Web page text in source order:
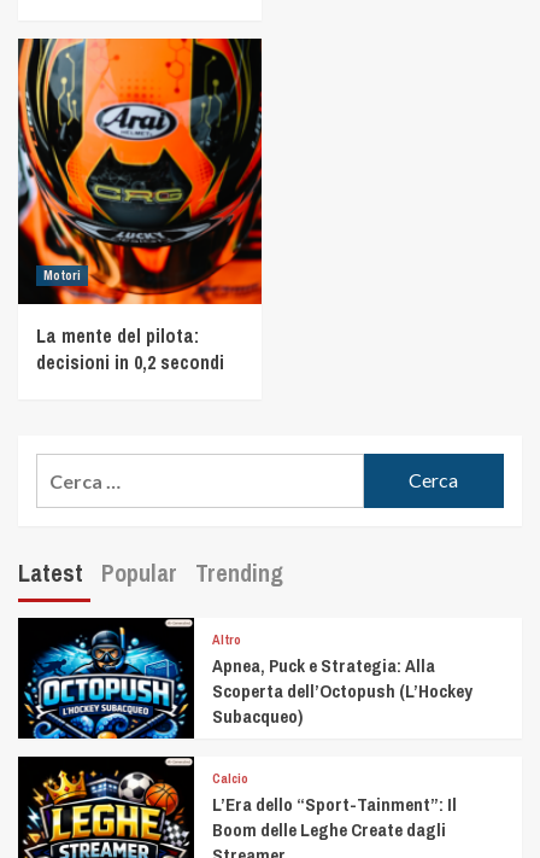
Motori
La mente del pilota:
decisioni in 0,2 secondi
Latest Popular Trending
Altro
Apnea, Puck e Strategia: Alla
Scoperta dell’Octopush (L’Hockey
Subacqueo)
Calcio
L’Era dello “Sport-Tainment”: Il
Boom delle Leghe Create dagli